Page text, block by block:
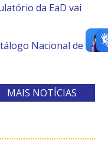
da EaD vai
Nacional de
MAIS NOTÍCIAS